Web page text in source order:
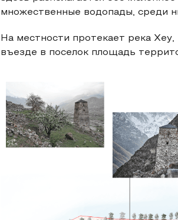
множественные водопады, среди
На местности протекает река
въезде в поселок площадь